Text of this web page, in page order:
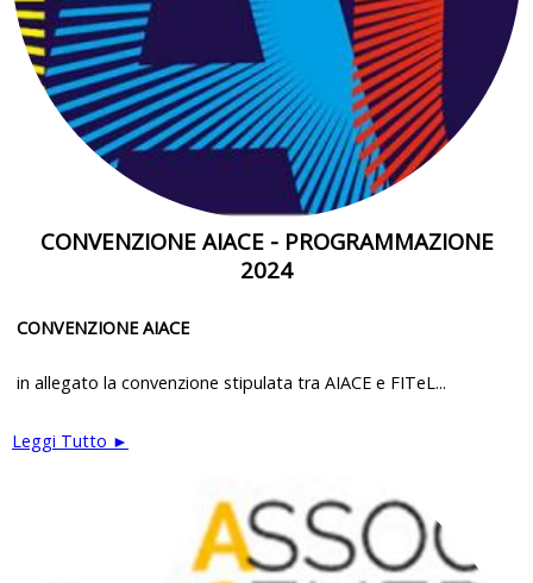
CONVENZIONE AIACE - PROGRAMMAZIONE
2024
CONVENZIONE AIACE
in allegato la convenzione stipulata tra AIACE e FITeL...
Leggi Tutto ►